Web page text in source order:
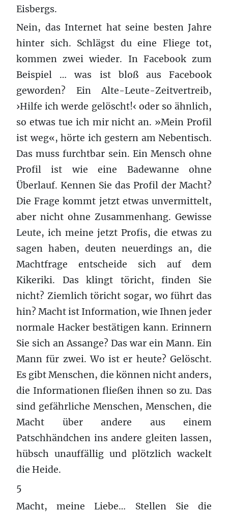
Eisbergs.
Nein, das Internet hat seine besten Jahre
hinter sich. Schlägst du eine Fliege tot,
kommen zwei wieder. In Facebook zum
Beispiel … was ist bloß aus Facebook
geworden? Ein Alte-Leute-Zeitvertreib,
›Hilfe ich werde gelöscht!‹ oder so ähnlich,
so etwas tue ich mir nicht an. »Mein Profil
ist weg«, hörte ich gestern am Nebentisch.
Das muss furchtbar sein. Ein Mensch ohne
Profil ist wie eine Badewanne ohne
Überlauf. Kennen Sie das Profil der Macht?
Die Frage kommt jetzt etwas unvermittelt,
aber nicht ohne Zusammenhang. Gewisse
Leute, ich meine jetzt Profis, die etwas zu
sagen haben, deuten neuerdings an, die
Machtfrage entscheide sich auf dem
Kikeriki. Das klingt töricht, finden Sie
nicht? Ziemlich töricht sogar, wo führt das
hin? Macht ist Information, wie Ihnen jeder
normale Hacker bestätigen kann. Erinnern
Sie sich an Assange? Das war ein Mann. Ein
Mann für zwei. Wo ist er heute? Gelöscht.
Es gibt Menschen, die können nicht anders,
die Informationen fließen ihnen so zu. Das
sind gefährliche Menschen, Menschen, die
Macht über andere aus einem
Patschhändchen ins andere gleiten lassen,
hübsch unauffällig und plötzlich wackelt
die Heide.
5
Macht, meine Liebe… Stellen Sie die